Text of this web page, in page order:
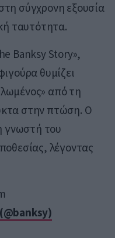
σύγχρονη εξουσία
ταυτότητα.
Banksy Story»,
θυμίζει
από τη
στην πτώση. Ο
γνωστή του
λέγοντας